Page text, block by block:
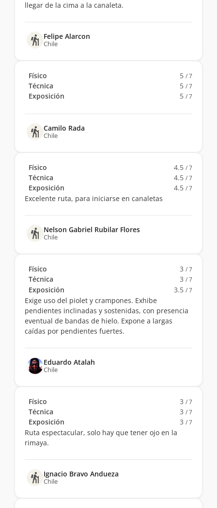
llegar de la cima a la canaleta.
Felipe Alarcon
Chile
Físico 5 / 7
Técnica 5 / 7
Exposición 5 / 7
Camilo Rada
Chile
Físico 4.5 / 7
Técnica 4.5 / 7
Exposición 4.5 / 7
Excelente ruta, para iniciarse en canaletas
Nelson Gabriel Rubilar Flores
Chile
Físico 3 / 7
Técnica 3 / 7
Exposición 3.5 / 7
Exige uso del piolet y crampones. Exhibe
pendientes inclinadas y sostenidas, con presencia
eventual de bandas de hielo. Expone a largas
caídas por pendientes fuertes.
Eduardo Atalah
Chile
Físico 3 / 7
Técnica 3 / 7
Exposición 3 / 7
Ruta espectacular, solo hay que tener ojo en la
rimaya.
Ignacio Bravo Andueza
Chile